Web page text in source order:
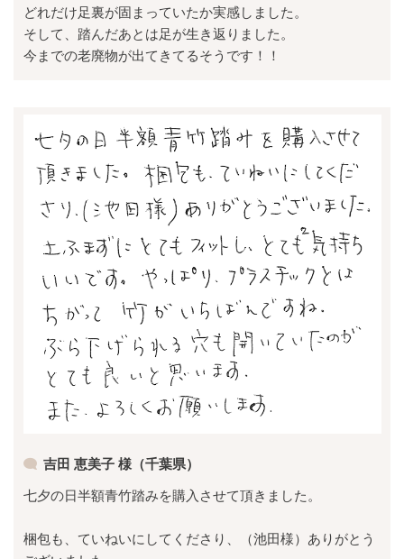
どれだけ足裏が固まっていたか実感しました。
そして、踏んだあとは足が生き返りました。
今までの老廃物が出てきてるそうです！！
吉田 恵美子 様（千葉県）
七夕の日半額青竹踏みを購入させて頂きました。
梱包も、ていねいにしてくださり、（池田様）ありがとう